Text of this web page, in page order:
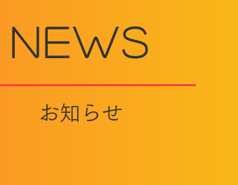
NEws
​お知らせ